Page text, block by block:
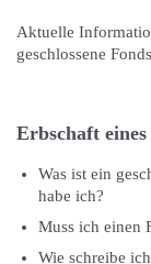
Aktuelle
geschlossene
Erbschaft eines
Was ist ein
habe ich?
Muss ich einen
Wie schreibe